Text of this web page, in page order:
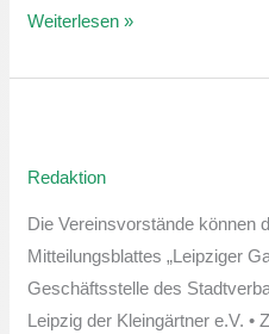
Weiterlesen »
Redaktion
Die Vereinsvorstände können
Mitteilungsblattes „Leipziger
Geschäftsstelle des
Leipzig der Kleingärtner e.V. •
Juni-
Ausgabe